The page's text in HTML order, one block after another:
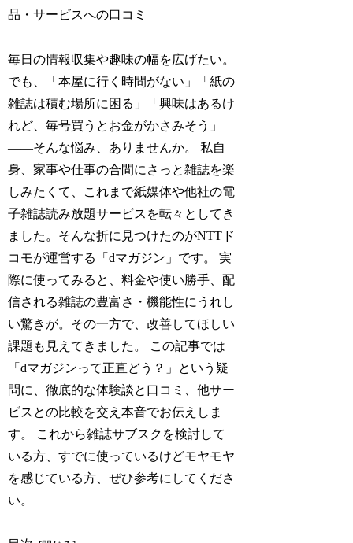
品・サービスへの口コミ
毎日の情報収集や趣味の幅を広げたい。
でも、「本屋に行く時間がない」「紙の
雑誌は積む場所に困る」「興味はあるけ
れど、毎号買うとお金がかさみそう」
——そんな悩み、ありませんか。 私自
身、家事や仕事の合間にさっと雑誌を楽
しみたくて、これまで紙媒体や他社の電
子雑誌読み放題サービスを転々としてき
ました。そんな折に見つけたのがNTTド
コモが運営する「dマガジン」です。 実
際に使ってみると、料金や使い勝手、配
信される雑誌の豊富さ・機能性にうれし
い驚きが。その一方で、改善してほしい
課題も見えてきました。 この記事では
「dマガジンって正直どう？」という疑
問に、徹底的な体験談と口コミ、他サー
ビスとの比較を交え本音でお伝えしま
す。 これから雑誌サブスクを検討して
いる方、すでに使っているけどモヤモヤ
を感じている方、ぜひ参考にしてくださ
い。